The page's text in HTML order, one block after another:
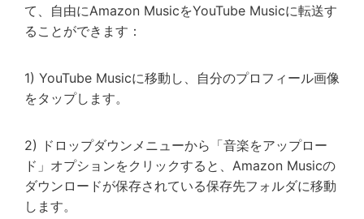
て、自由にAmazon MusicをYouTube Musicに転送す
ることができます：
1) YouTube Musicに移動し、自分のプロフィール画像
をタップします。
2) ドロップダウンメニューから「音楽をアップロー
ド」オプションをクリックすると、Amazon Musicの
ダウンロードが保存されている保存先フォルダに移動
します。